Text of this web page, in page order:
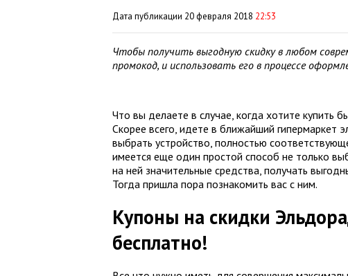
Дата публикации 20 февраля 2018 22:53
Чтобы получить выгодную скидку в любом
промокод, и использовать его в процессе
Что вы делаете в случае, когда хотите купить
Скорее всего, идете в ближайший гипермаркет
выбрать устройство, полностью
имеется еще один простой способ не только
на ней значительные средства, получать
Тогда пришла пора познакомить вас с ним.
Купоны на скидки
бесплатно!